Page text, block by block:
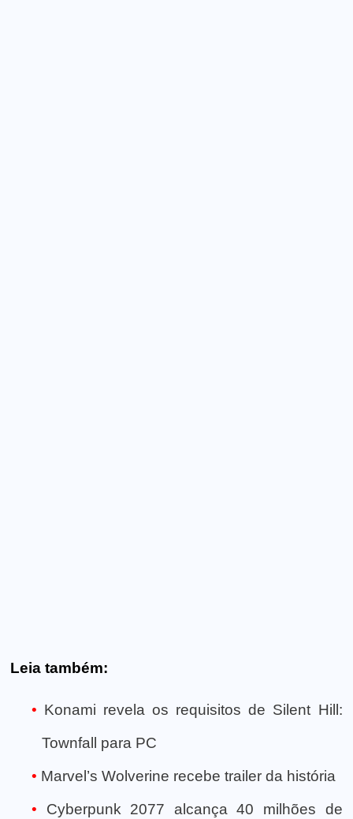
Leia também:
Konami revela os requisitos de Silent Hill:
Townfall para PC
Marvel’s Wolverine recebe trailer da história
Cyberpunk 2077 alcança 40 milhões de